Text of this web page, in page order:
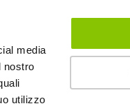
media
nostro
utilizzo
CONTATTACI